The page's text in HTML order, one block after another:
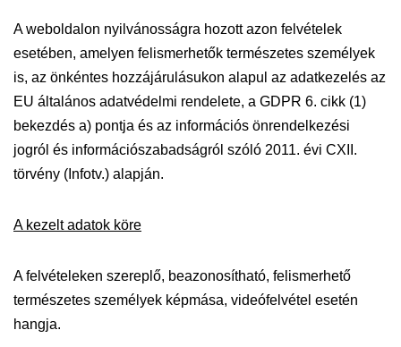
A weboldalon nyilvánosságra hozott azon felvételek
esetében, amelyen felismerhetők természetes személyek
is, az önkéntes hozzájárulásukon alapul az adatkezelés az
EU általános adatvédelmi rendelete, a GDPR 6. cikk (1)
bekezdés a) pontja és az információs önrendelkezési
jogról és információszabadságról szóló 2011. évi CXII.
törvény (Infotv.) alapján.
A kezelt adatok köre
A felvételeken szereplő, beazonosítható, felismerhető
természetes személyek képmása, videófelvétel esetén
hangja.